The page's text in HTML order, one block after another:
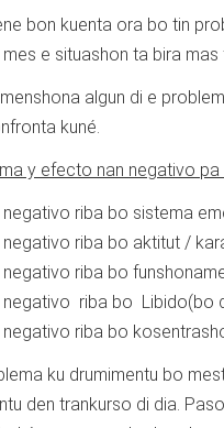
bon kuenta ora bo tin
e situashon ta bira
algun di e
kuné.
y efecto nan negativo pa
riba bo sistema
riba bo aktitut /
riba bo
riba bo Libido(bo
riba bo
ku drumimentu bo
den trankurso di dia.